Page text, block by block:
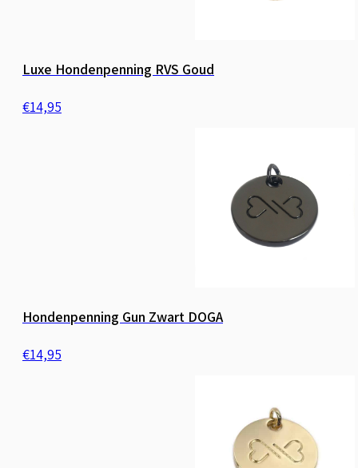
Luxe Hondenpenning RVS Goud
€14,95
Hondenpenning Gun Zwart DOGA
€14,95